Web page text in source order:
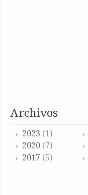
archivos
2023 (1)
2020 (7)
2017 (5)